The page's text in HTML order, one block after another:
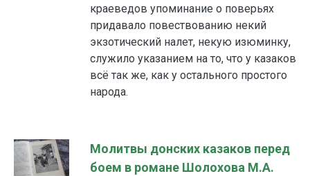
краеведов упоминание о поверьях
придавало повествованию некий
экзотический налет, некую изюминку,
служило указанием на то, что у казаков
всё так же, как у остального простого
народа.
Молитвы донских казаков перед
боем в романе Шолохова М.А.